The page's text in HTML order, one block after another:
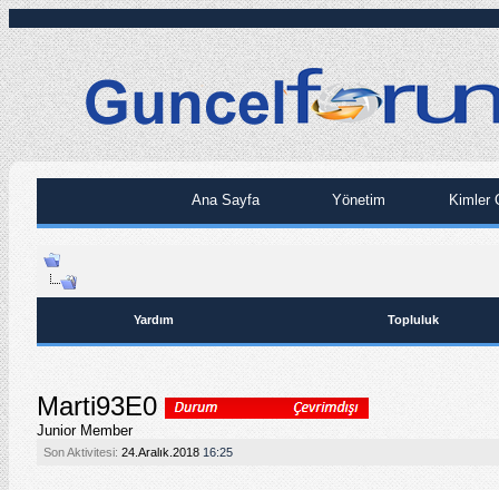
Ana Sayfa Yönetim Kimler
Yardım Topluluk
Marti93E0
Junior Member
Son Aktivitesi: 24.Aralık.2018 16:25